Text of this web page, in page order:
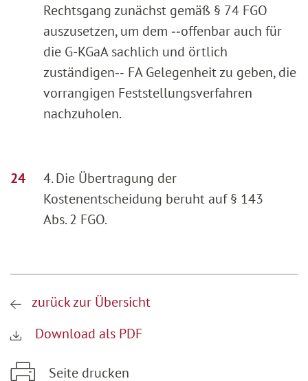
Rechtsgang zunächst gemäß § 74 FGO
auszusetzen, um dem ‑‑offenbar auch für
die G-KGaA sachlich und örtlich
zuständigen‑‑ FA Gelegenheit zu geben, die
vorrangigen Feststellungsverfahren
nachzuholen.
4. Die Übertragung der
Kostenentscheidung beruht auf § 143
Abs. 2 FGO.
zurück zur Übersicht
Download als PDF
Seite drucken